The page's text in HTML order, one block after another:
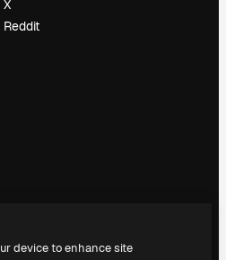
X
Reddit
device to enhance site